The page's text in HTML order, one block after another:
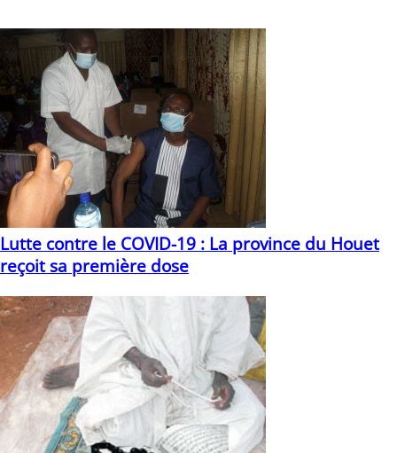
Lutte contre le COVID-19 : La province du Houet
reçoit sa première dose